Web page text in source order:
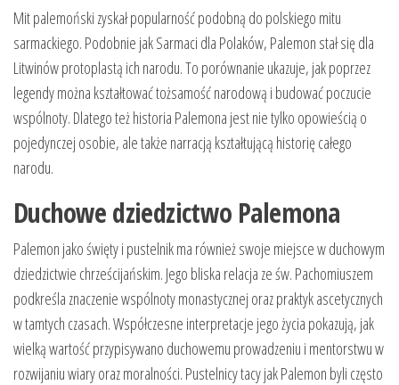
Mit palemoński zyskał popularność podobną do polskiego mitu
sarmackiego. Podobnie jak Sarmaci dla Polaków, Palemon stał się dla
Litwinów protoplastą ich narodu. To porównanie ukazuje, jak poprzez
legendy można kształtować tożsamość narodową i budować poczucie
wspólnoty. Dlatego też historia Palemona jest nie tylko opowieścią o
pojedynczej osobie, ale także narracją kształtującą historię całego
narodu.
Duchowe dziedzictwo Palemona
Palemon jako święty i pustelnik ma również swoje miejsce w duchowym
dziedzictwie chrześcijańskim. Jego bliska relacja ze św. Pachomiuszem
podkreśla znaczenie wspólnoty monastycznej oraz praktyk ascetycznych
w tamtych czasach. Współczesne interpretacje jego życia pokazują, jak
wielką wartość przypisywano duchowemu prowadzeniu i mentorstwu w
rozwijaniu wiary oraz moralności. Pustelnicy tacy jak Palemon byli często